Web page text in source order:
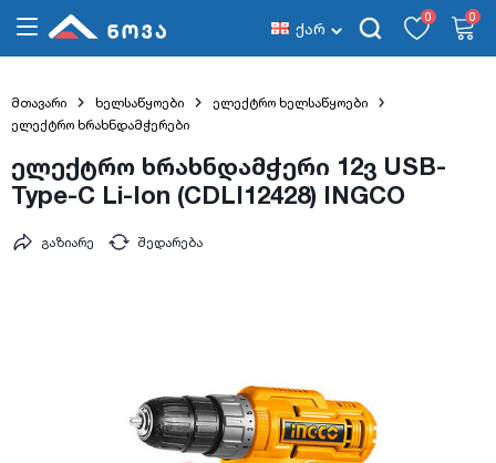
ქარ
0 0
მთავარი ხელსაწყოები
ელექტრო ხელსაწყოები
ელექტრო ხრახნდამჭერები
ელექტრო ხრახნდამჭერი 12ვ USB-
Type-C Li-Ion (CDLI12428) INGCO
შედარება
გაზიარე